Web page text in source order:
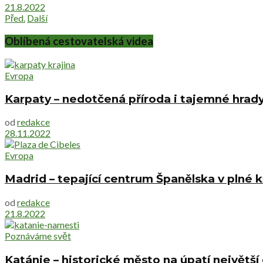
21.8.2022
Před. Další
Oblíbená cestovatelská videa
Evropa
Karpaty – nedotčená příroda i tajemné
od redakce
28.11.2022
Evropa
Madrid – tepající centrum Španělska v plné
od redakce
21.8.2022
Poznáváme svět
Katánie – historické město na úpatí